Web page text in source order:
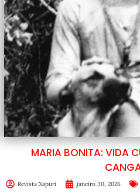
MARIA BONITA: VIDA
Revista Xapuri janeiro 30, 2026